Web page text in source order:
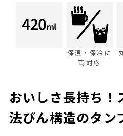
保温・保冷に
両対応
おいしさ長持ち！
法びん構造のタン